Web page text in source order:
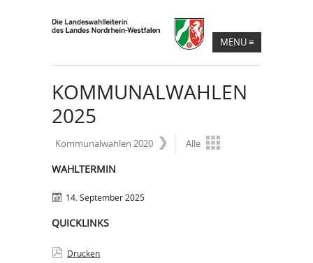
MENU≡
KOMMUNALWAHLEN
2025
Kommunalwahlen 2020 Alle
WAHLTERMIN
14. September 2025
QUICKLINKS
Drucken